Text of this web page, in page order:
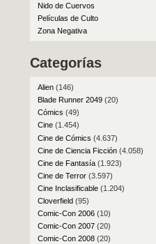
Nido de Cuervos
Películas de Culto
Zona Negativa
Categorías
Alien(146)
Blade Runner 2049(20)
Cómics (49)
Cine(1.454)
Cine de Cómics (4.637)
Cine de Ciencia Ficción(4.058)
Cine de Fantasía(1.923)
Cine de Terror(3.597)
Cine Inclasificable(1.204)
Cloverfield(95)
Comic-Con 2006(10)
Comic-Con 2007(20)
Comic-Con 2008(20)